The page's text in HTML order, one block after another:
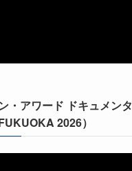
・アワード ドキュメンタ
2026）